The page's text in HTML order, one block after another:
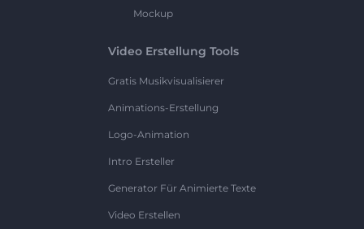
Mockup
Video Erstellung Tools
Gratis Musikvisualisierer
Animations-Erstellung
Logo-Animation
Intro Ersteller
Generator Für Animierte Texte
Video Erstellen